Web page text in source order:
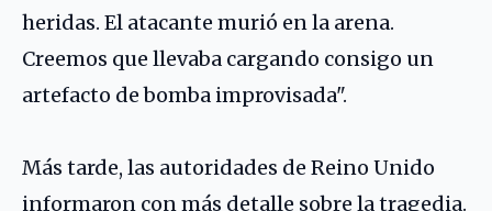
heridas. El atacante murió en la arena.
Creemos que llevaba cargando consigo un
artefacto de bomba improvisada".
Más tarde, las autoridades de Reino Unido
informaron con más detalle sobre la tragedia.